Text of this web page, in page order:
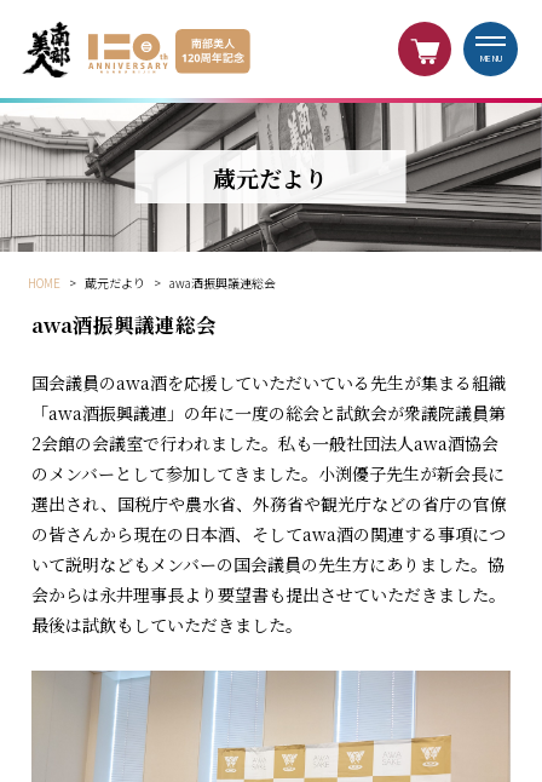
MENU
蔵元だより
HOME > 蔵元だより > awa酒振興議連総会
awa酒振興議連総会
国会議員のawa酒を応援していただいている先生が集まる組織
「awa酒振興議連」の年に一度の総会と試飲会が衆議院議員第
2会館の会議室で行われました。私も一般社団法人awa酒協会
のメンバーとして参加してきました。小渕優子先生が新会長に
選出され、国税庁や農水省、外務省や観光庁などの省庁の官僚
の皆さんから現在の日本酒、そしてawa酒の関連する事項につ
いて説明などもメンバーの国会議員の先生方にありました。協
会からは永井理事長より要望書も提出させていただきました。
最後は試飲もしていただきました。